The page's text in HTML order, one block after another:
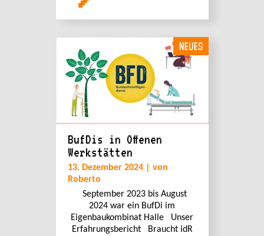
NEUES
BufDis in Offenen
Werkstätten
13. Dezember 2024 | von
Roberto
September 2023 bis August
2024 war ein BufDi im
Eigenbaukombinat Halle Unser
Erfahrungsbericht Braucht idR